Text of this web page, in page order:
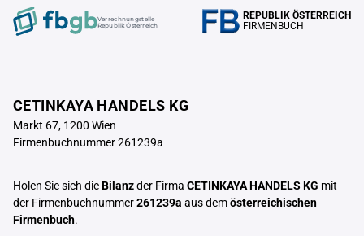
Verrechnungstelle
Republik Österreich
REPUBLIK ÖSTERREICH
FIRMENBUCH
CETINKAYA HANDELS KG
Markt 67, 1200 Wien
Firmenbuchnummer 261239a
Holen Sie sich dieBilanzder Firma CETINKAYA HANDELS KG mit
der Firmenbuchnummer261239a aus demösterreichischen
Firmenbuch.